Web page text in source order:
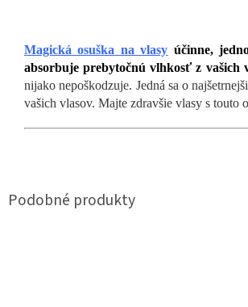
Magická osuška na vlasy účinne,
absorbuje prebytočnú vlhkosť z vašich
nijako nepoškodzuje. Jedná sa o
vašich vlasov. Majte zdravšie vlasy s touto